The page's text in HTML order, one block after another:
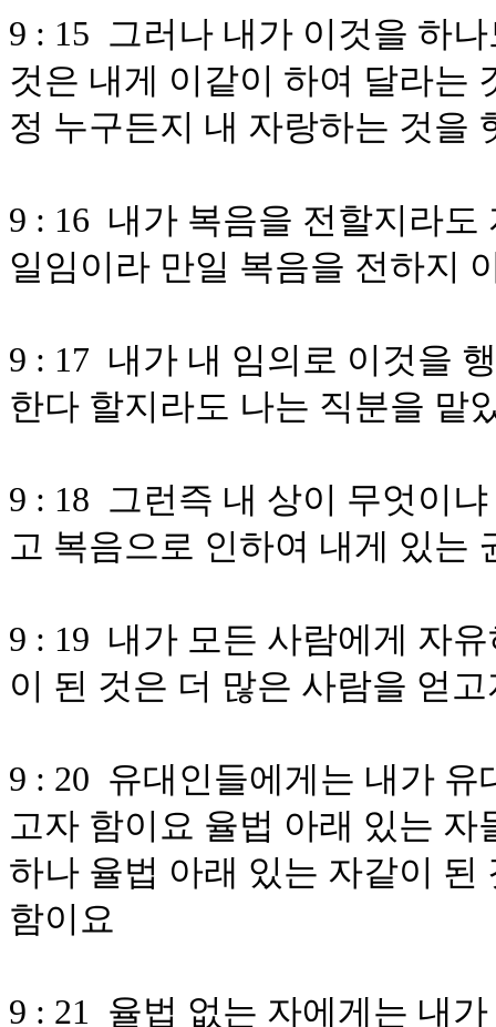
9 : 15 그러나 내가 이것을 하
것은 내게 이같이 하여 달라는
정 누구든지 내 자랑하는 것을
9 : 16 내가 복음을 전할지라
일임이라 만일 복음을 전하지
9 : 17 내가 내 임의로 이것을
한다 할지라도 나는 직분을 맡
9 : 18 그런즉 내 상이 무엇이
고 복음으로 인하여 내게 있는
9 : 19 내가 모든 사람에게 자
이 된 것은 더 많은 사람을 얻
9 : 20 유대인들에게는 내가
고자 함이요 율법 아래 있는
하나 율법 아래 있는 자같이
함이요
9 : 21 율법 없는 자에게는 내